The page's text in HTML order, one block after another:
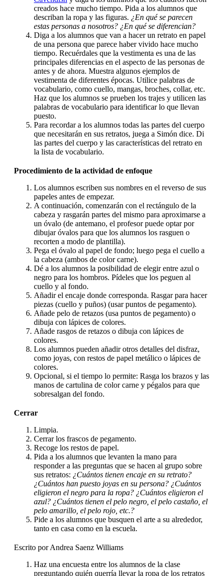
creados hace mucho tiempo. Pida a los alumnos que
describan la ropa y las figuras. ¿En qué se parecen
estas personas a nosotros? ¿En qué se diferencian?
Diga a los alumnos que van a hacer un retrato en papel
de una persona que parece haber vivido hace mucho
tiempo. Recuérdales que la vestimenta es una de las
principales diferencias en el aspecto de las personas de
antes y de ahora. Muestra algunos ejemplos de
vestimenta de diferentes épocas. Utilice palabras de
vocabulario, como cuello, mangas, broches, collar, etc.
Haz que los alumnos se prueben los trajes y utilicen las
palabras de vocabulario para identificar lo que llevan
puesto.
Para recordar a los alumnos todas las partes del cuerpo
que necesitarán en sus retratos, juega a Simón dice. Di
las partes del cuerpo y las características del retrato en
la lista de vocabulario.
Procedimiento de la actividad de enfoque
Los alumnos escriben sus nombres en el reverso de sus
papeles antes de empezar.
A continuación, comenzarán con el rectángulo de la
cabeza y rasgarán partes del mismo para aproximarse a
un óvalo (de antemano, el profesor puede optar por
dibujar óvalos para que los alumnos los rasguen o
recorten a modo de plantilla).
Pega el óvalo al papel de fondo; luego pega el cuello a
la cabeza (ambos de color carne).
Dé a los alumnos la posibilidad de elegir entre azul o
negro para los hombros. Pídeles que los peguen al
cuello y al fondo.
Añadir el encaje donde corresponda. Rasgar para hacer
piezas (cuello y puños) (usar puntos de pegamento).
Añade pelo de retazos (usa puntos de pegamento) o
dibuja con lápices de colores.
Añade rasgos de retazos o dibuja con lápices de
colores.
Los alumnos pueden añadir otros detalles del disfraz,
como joyas, con restos de papel metálico o lápices de
colores.
Opcional, si el tiempo lo permite: Rasga los brazos y las
manos de cartulina de color carne y pégalos para que
sobresalgan del fondo.
Cerrar
Limpia.
Cerrar los frascos de pegamento.
Recoge los restos de papel.
Pida a los alumnos que levanten la mano para
responder a las preguntas que se hacen al grupo sobre
sus retratos: ¿Cuántos tienen encaje en su retrato?
¿Cuántos han puesto joyas en su persona? ¿Cuántos
eligieron el negro para la ropa? ¿Cuántos eligieron el
azul? ¿Cuántos tienen el pelo negro, el pelo castaño, el
pelo amarillo, el pelo rojo, etc.?
Pide a los alumnos que busquen el arte a su alrededor,
tanto en casa como en la escuela.
Escrito por Andrea Saenz Williams
Haz una encuesta entre los alumnos de la clase
preguntando quién querría llevar la ropa de los retratos